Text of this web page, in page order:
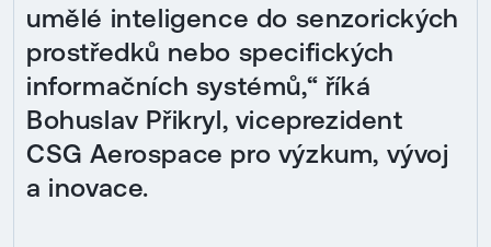
umělé inteligence do senzorických
prostředků nebo specifických
informačních systémů,“ říká
Bohuslav Přikryl, viceprezident
CSG Aerospace pro výzkum, vývoj
a inovace.